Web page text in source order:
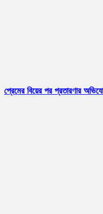
প্রেমের বিয়ের পর প্রতারণার